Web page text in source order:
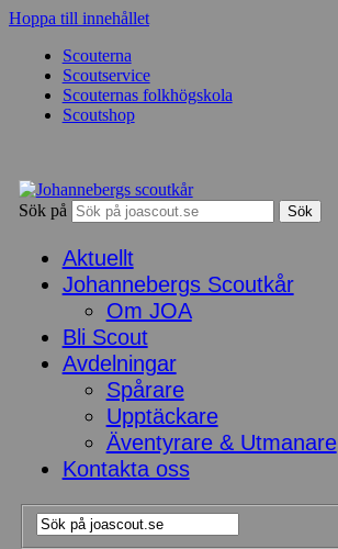
Hoppa till innehållet
Scouterna
Scoutservice
Scouternas folkhögskola
Scoutshop
Sök på
Aktuellt
Johannebergs Scoutkår
Om JOA
Bli Scout
Avdelningar
Spårare
Upptäckare
Äventyrare & Utmanare
Kontakta oss